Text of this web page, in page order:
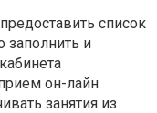
список
и
он-лайн
занятия из